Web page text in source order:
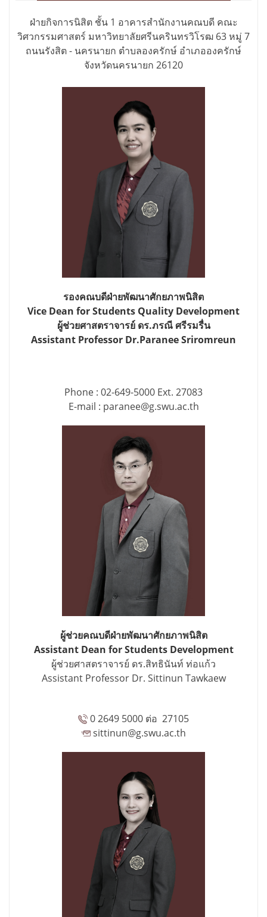
ฝ่ายกิจการนิสิต ชั้น 1 อาคารสำนักงานคณบดี คณะ
วิศวกรรมศาสตร์ มหาวิทยาลัยศรีนครินทรวิโรฒ 63 หมู่ 7
ถนนรังสิต - นครนายก ตำบลองครักษ์ อำเภอองครักษ์
จังหวัดนครนายก 26120
รองคณบดีฝ่ายพัฒนาศักยภาพนิสิต
Vice Dean for Students Quality Development
ผู้ช่วยศาสตราจารย์ ดร.ภรณี ศรีรมรื่น
Assistant Professor Dr.Paranee Sriromreun
Phone : 02-649-5000 Ext. 27083
E-mail : paranee@g.swu.ac.th
ผู้ช่วยคณบดีฝ่ายพัฒนาศักยภาพนิสิต
Assistant Dean for Students Development
ผู้ช่วยศาสตราจารย์ ดร.สิทธินันท์ ท่อแก้ว
Assistant Professor Dr. Sittinun Tawkaew
0 2649 5000 ต่อ 27105
sittinun@g.swu.ac.th